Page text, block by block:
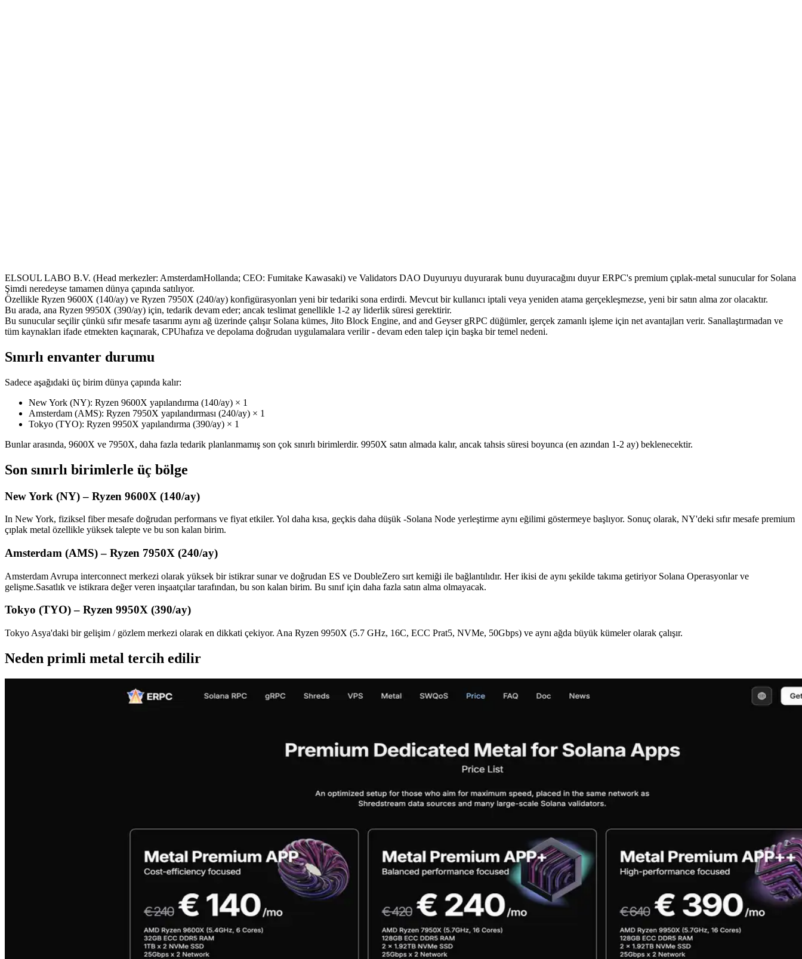
ELSOUL LABO B.V. (Head merkezler: AmsterdamHollanda; CEO: Fumitake Kawasaki) ve Validators DAO Duyuruyu duyurarak bunu duyuracağını duyur ERPC's premium çıplak-metal sunucular for Solana
Şimdi neredeyse tamamen dünya çapında satılıyor.
Özellikle Ryzen 9600X (140/ay) ve Ryzen 7950X (240/ay) konfigürasyonları yeni bir tedariki sona erdirdi. Mevcut bir kullanıcı iptali veya yeniden atama gerçekleşmezse, yeni bir satın alma zor olacaktır.
Bu arada, ana Ryzen 9950X (390/ay) için, tedarik devam eder; ancak teslimat genellikle 1-2 ay liderlik süresi gerektirir.
Bu sunucular seçilir çünkü sıfır mesafe tasarımı aynı ağ üzerinde çalışır Solana kümes, Jito Block Engine, and and Geyser gRPC düğümler, gerçek zamanlı işleme için net avantajları verir. Sanallaştırmadan ve
tüm kaynakları ifade etmekten kaçınarak, CPUhafıza ve depolama doğrudan uygulamalara verilir - devam eden talep için başka bir temel nedeni.
Sınırlı envanter durumu
Sadece aşağıdaki üç birim dünya çapında kalır:
New York (NY): Ryzen 9600X yapılandırma (140/ay) × 1
Amsterdam (AMS): Ryzen 7950X yapılandırması (240/ay) × 1
Tokyo (TYO): Ryzen 9950X yapılandırma (390/ay) × 1
Bunlar arasında, 9600X ve 7950X, daha fazla tedarik planlanmamış son çok sınırlı birimlerdir. 9950X satın almada kalır, ancak tahsis süresi boyunca (en azından 1-2 ay) beklenecektir.
Son sınırlı birimlerle üç bölge
New York (NY) – Ryzen 9600X (140/ay)
In New York, fiziksel fiber mesafe doğrudan performans ve fiyat etkiler. Yol daha kısa, geçkis daha düşük -Solana Node yerleştirme aynı eğilimi göstermeye başlıyor. Sonuç olarak, NY'deki sıfır mesafe premium
çıplak metal özellikle yüksek talepte ve bu son kalan birim.
Amsterdam (AMS) – Ryzen 7950X (240/ay)
Amsterdam Avrupa interconnect merkezi olarak yüksek bir istikrar sunar ve doğrudan ES ve DoubleZero sırt kemiği ile bağlantılıdır. Her ikisi de aynı şekilde takıma getiriyor Solana Operasyonlar ve
gelişme.Sasatlık ve istikrara değer veren inşaatçılar tarafından, bu son kalan birim. Bu sınıf için daha fazla satın alma olmayacak.
Tokyo (TYO) – Ryzen 9950X (390/ay)
Tokyo Asya'daki bir gelişim / gözlem merkezi olarak en dikkati çekiyor. Ana Ryzen 9950X (5.7 GHz, 16C, ECC Prat5, NVMe, 50Gbps) ve aynı ağda büyük kümeler olarak çalışır.
Neden primli metal tercih edilir